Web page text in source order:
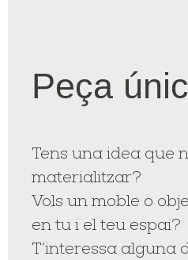
Peça
Tens una idea que
materialitzar?
Vols un moble o
en tu i el teu espai?
T’interessa alguna